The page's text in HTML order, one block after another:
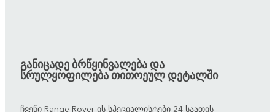
განიცადე ბრწყინვალება და
სრულყოფილება თითოეულ დეტალში
ჩვენი Range Rover-ის სპეციალისტები 24 საათის